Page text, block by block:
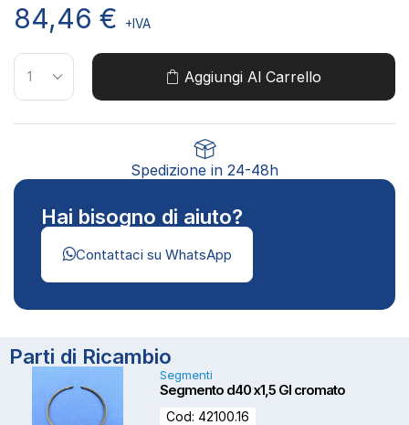
84,46 € +IVA
Aggiungi Al Carrello
Spedizione in 24-48h
Hai bisogno di aiuto?
Contattaci su WhatsApp
Parti di Ricambio
Segmenti
Segmento d40 x1,5 GI cromato
Cod: 42100.16